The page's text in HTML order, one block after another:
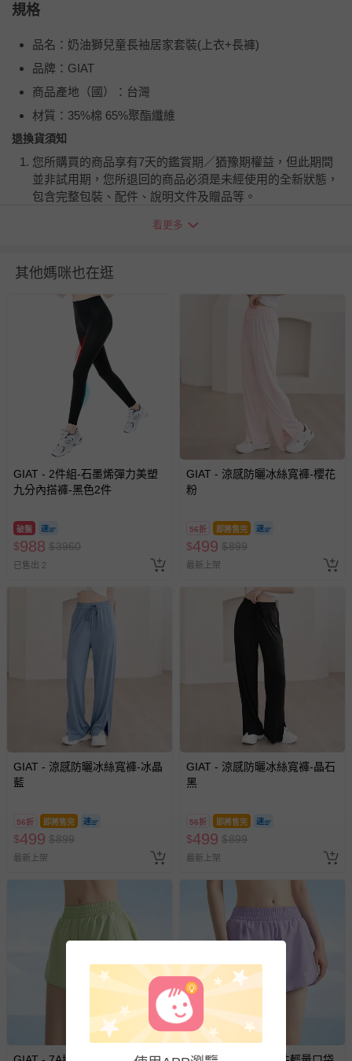
規格
品名：奶油獅兒童長袖居家套裝(上衣+長褲)
品牌：GIAT
商品產地（國）：台灣
材質：35%棉 65%聚酯纖維
退換貨須知
您所購買的商品享有7天的鑑賞期／猶豫期權益，但此期間
並非試用期，您所退回的商品必須是未經使用的全新狀態，
包含完整包裝、配件、說明文件及贈品等。
退貨，您可至『查詢訂單』>『已出貨』中查詢該筆訂單，
至媽咪愛
LINE@客服ID: @mamilove
我們將依序為您處理
與服務，謝謝。
針對滿件折/滿額贈…等活動，如因部份退貨，而該訂單保
留商品未達活動門檻，將以原價計算，活動贈品亦需一併退
部分商品依據消費者保護法的規定，不適用七天鑑賞期/猶
豫期範圍：
易於腐敗、保存期限較短或解約時即將逾期（例如生鮮
商品、食品等）。
報紙、期刊或雜誌（惟書籍如經拆封、使用，則酌收整
新費用）。
等）。
非以有形媒介提供之數位內容或一經提供即為完成之線
上服務，經消費者事先同意始提供（例如線上課程、遊
戲或活動點數等）。
已拆封之以下類型商品：
-個人衛生用品（例如尿布、貼身衣物、泳裝、襪子、地
墊、寢具類等）。
-新生兒親膚衣物（嬰幼兒包巾與背巾、包屁衣、學習
褲、紗布衣等）。
-接觸性孕哺產品（奶嘴、奶瓶、擠乳器、哺乳衣、托腹
示字句等說明貼紙、封條者。
國際航空、客運、訂房等服務。
相關的退換貨辦理流程，可詳見：退換貨 & 退款問題
其他常見問題：
運送服務：目前提供的運送僅限台灣本島。如您位於離島地
區，可能會無法配送，或須依據商品需加收離島運費。廠商
亦保留出貨與否的權利。離島、偏遠地區、樓層親送等加價
費用，可能會另需加收。
商品實際的配達日期，可於訂單個人資料內的查詢訂單內，
已出貨通知之訊息為主。
看更多
其他媽咪也在逛
GIAT - 2件組-石墨烯彈力美塑
九分內搭褲-黑色2件
破盤
$988 $3960
已售出 2
GIAT - 涼感防曬冰絲寬褲-櫻花
粉
56折 即將售完
$499 $899
最新上架
GIAT - 涼感防曬冰絲寬褲-冰晶
藍
56折 即將售完
$499 $899
最新上架
GIAT - 涼感防曬冰絲寬褲-晶石
黑
56折 即將售完
$499 $899
最新上架